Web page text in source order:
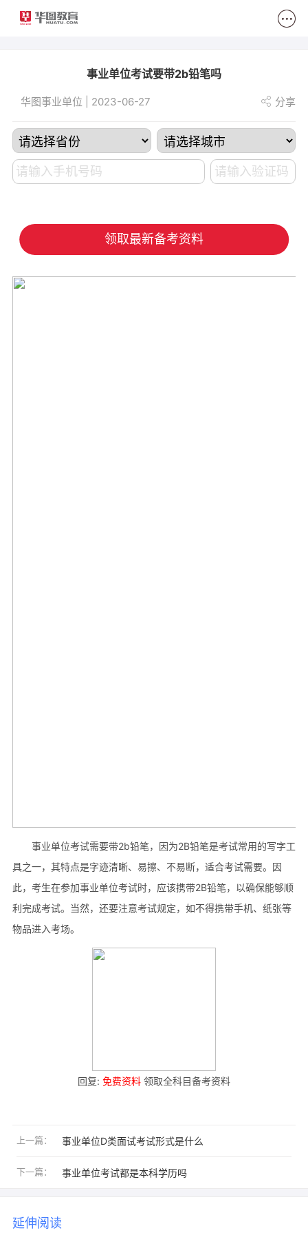
事业单位考试要带2b铅笔吗
华图事业单位 | 2023-06-27 分享
领取最新备考资料
事业单位考试需要带2b铅笔，因为2B铅笔是考试常用的写字工
具之一，其特点是字迹清晰、易擦、不易断，适合考试需要。因
此，考生在参加事业单位考试时，应该携带2B铅笔，以确保能够顺
利完成考试。当然，还要注意考试规定，如不得携带手机、纸张等
物品进入考场。
回复: 免费资料 领取全科目备考资料
上一篇： 事业单位D类面试考试形式是什么
下一篇： 事业单位考试都是本科学历吗
延伸阅读